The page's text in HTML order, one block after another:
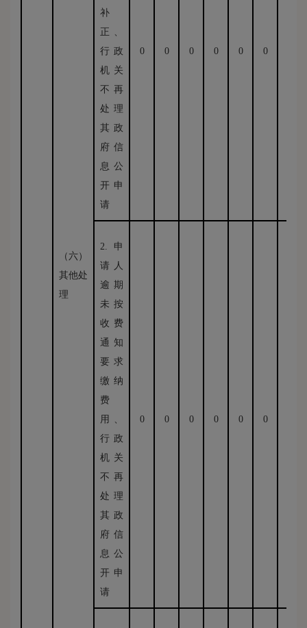
（六）
其他处
理
补
正、
行政
机关
不再
处理
其政
府信
息公
开申
请
0 0 0 0 0 0
2.申
请人
逾期
未按
收费
通知
要求
缴纳
费
用、
行政
机关
不再
处理
其政
府信
息公
开申
请
0 0 0 0 0 0